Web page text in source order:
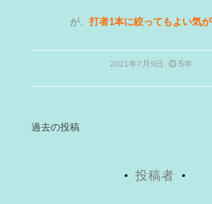
が、 打者1本に絞ってもよい気が
2021年7月9日 5年
投
過去の投稿
投稿者